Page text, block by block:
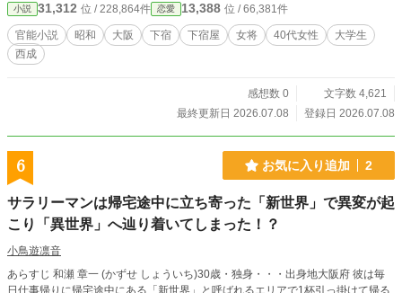
小説 31,312 位 / 228,864件 恋愛 13,388 位 / 66,381件
官能小説 昭和 大阪 下宿 下宿屋 女将 40代女性
大学生
西成
感想数 0
文字数 4,621
最終更新日 2026.07.08
登録日 2026.07.08
6 お気に入り追加 2
サラリーマンは帰宅途中に立ち寄った「新世界」で異変が起
こり「異世界」へ辿り着いてしまった！？
小鳥遊凛音
あらすじ 和瀬 章一 (かずせ しょういち)30歳・独身・・・出身地大阪府 彼は毎
日仕事帰りに帰宅途中にある「新世界」と呼ばれるエリアで1杯引っ掛けて帰る